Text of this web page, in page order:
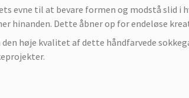
evne til at bevare formen og modstå slid i
hinanden. Dette åbner op for endeløse
høje kvalitet af dette håndfarvede